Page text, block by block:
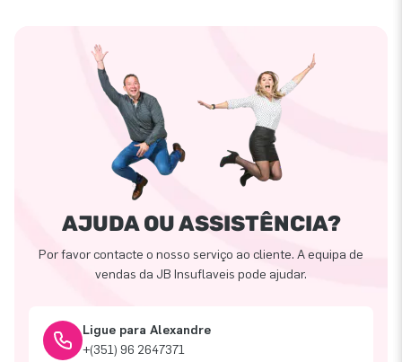
AJUDA OU ASSISTÊNCIA?
Por favor contacte o nosso serviço ao cliente. A equipa de
vendas da JB Insuflaveis pode ajudar.
Ligue para Alexandre
+(351) 96 2647371